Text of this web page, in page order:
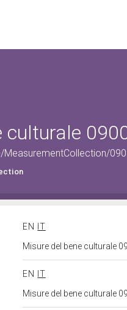
culturale
EN
IT
Misure del bene culturale
EN
IT
Misure del bene culturale